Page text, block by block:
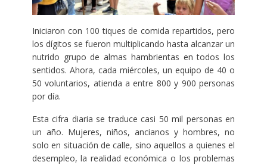
Iniciaron con 100 tiques de comida repartidos, pero
los dígitos se fueron multiplicando hasta alcanzar un
nutrido grupo de almas hambrientas en todos los
sentidos. Ahora, cada miércoles, un equipo de 40 o
50 voluntarios, atienda a entre 800 y 900 personas
por día.
Esta cifra diaria se traduce casi 50 mil personas en
un año. Mujeres, niños, ancianos y hombres, no
solo en situación de calle, sino aquellos a quienes el
desempleo, la realidad económica o los problemas